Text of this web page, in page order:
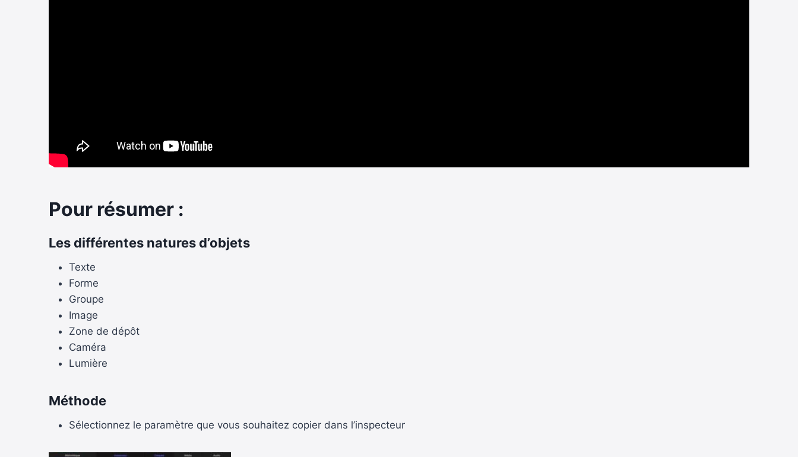
Pour résumer :
Les différentes natures d’objets
Texte
Forme
Groupe
Image
Zone de dépôt
Caméra
Lumière
Méthode
Sélectionnez le paramètre que vous souhaitez copier dans l’inspecteur